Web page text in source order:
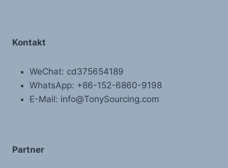
Kontakt
WeChat: cd375654189
WhatsApp: +86-152-6860-9198
E-Mail: info@TonySourcing.com
Partner